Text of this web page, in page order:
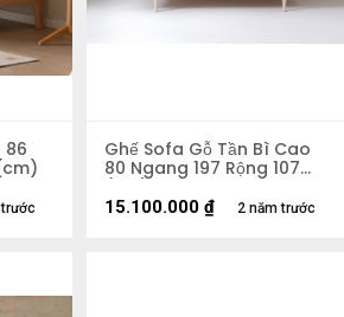
86
Ghế Sofa Gỗ Tần Bì Cao
80 Ngang 197 Rộng 107
(cm)
2 năm trước
15.100.000 ₫